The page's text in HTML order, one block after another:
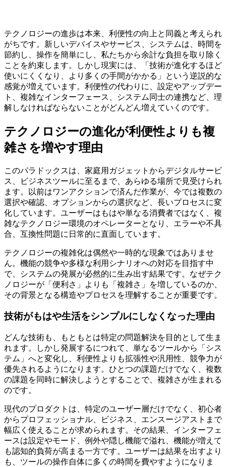
テクノロジーの進歩は本来、利便性の向上と同義と考えられ
がちです。新しいデバイスやサービス、システムは、時間を
節約し、操作を簡単にし、私たちから余計な負担を取り除く
ことを約束します。しかし現実には、「技術が進化するほど
使いにくくなり、より多くの手間がかかる」という逆説的な
感覚が増えています。利便性の代わりに、設定やアップデー
ト、複雑なインターフェース、システム同士の連携など、理
解しなければならないことがどんどん増えていくのです。
テクノロジーの進化が利便性よりも複
雑さを増やす理由
このパラドックスは、家庭用ガジェットからデジタルサービ
ス、ビジネスツールに至るまで、あらゆる場所で見受けられ
ます。以前はワンアクションで済んだ作業が、今では複数の
選択や確認、オプションからの選択など、長いプロセスに変
化しています。ユーザーはもはや単なる消費者ではなく、複
雑なテクノロジー環境のオペレーターとなり、エラーや不具
合、互換性問題に日常的に直面しています。
テクノロジーの複雑化は偶然や一時的な現象ではありませ
ん。機能の競争や多様な利用シナリオへの対応を目指す中
で、システムの発展が必然的に生み出す結果です。なぜテク
ノロジーが「便利さ」よりも「複雑さ」を増しているのか、
その背景となる構造やプロセスを理解することが重要です。
技術がもはや生活をシンプルにしなくなった理由
どんな技術も、もともとは特定の問題解決を目的として生ま
れます。しかし発展するにつれて、単なるツールから「シス
テム」へと変化し、利便性よりも拡張性や汎用性、競争力が
優先されるようになります。ひとつの課題だけでなく、複数
の課題を同時に解決しようとすることで、複雑さが生まれる
のです。
現代のプロダクトは、特定のユーザー層だけでなく、初心者
からプロフェッショナル、ビジネス、エンスージアストまで
幅広く使えることが求められます。その結果、インターフェ
ースは設定やモード、例外や隠し機能で溢れ、機能が増えて
も認知的負荷が高まる一方です。ユーザーは結果を出すより
も、ツールの操作自体に多くの時間を費やすようになりま